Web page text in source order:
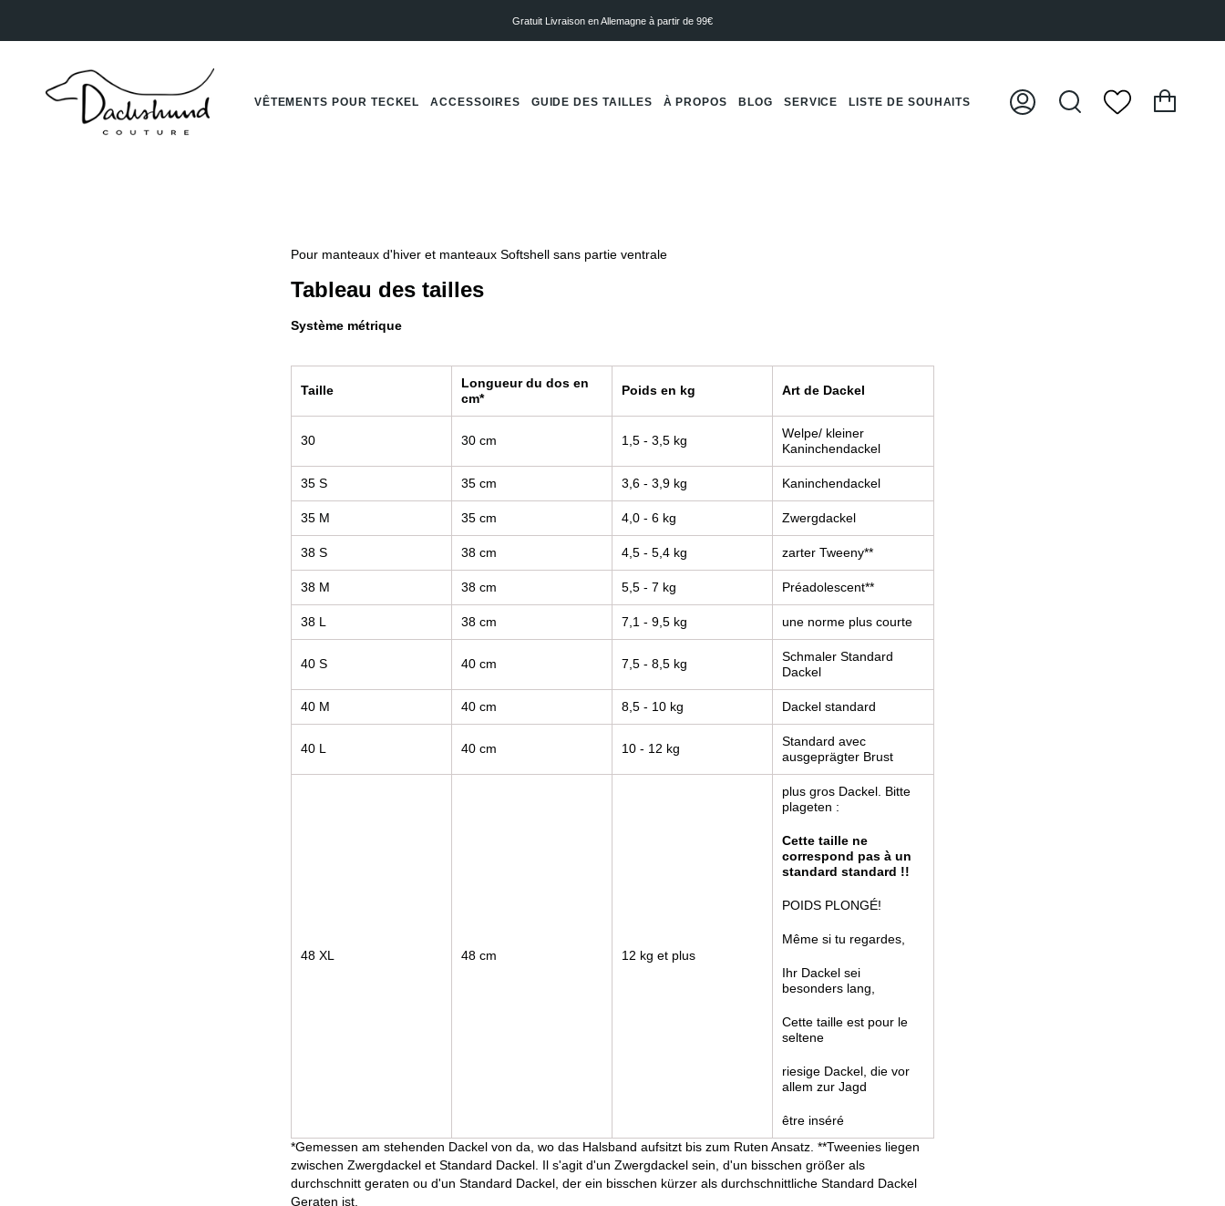
Gratuit Livraison en Allemagne à partir de 99€
VÊTEMENTS POUR TECKEL ACCESSOIRES GUIDE DES TAILLES À PROPOS BLOG SERVICE LISTE DE SOUHAITS
Mon
Recherche
Pour manteaux d'hiver et manteaux Softshell sans partie ventrale
Tableau des tailles
Système métrique
Taille
Longueur du dos en
cm*
Poids en kg Art de Dackel
30 30 cm 1,5 - 3,5 kg
Welpe/ kleiner
Kaninchendackel
35 S 35 cm 3,6 - 3,9 kg Kaninchendackel
35 M 35 cm 4,0 - 6 kg Zwergdackel
38 S 38 cm 4,5 - 5,4 kg zarter Tweeny**
38 M 38 cm 5,5 - 7 kg Préadolescent**
38 L 38 cm 7,1 - 9,5 kg une norme plus courte
40 S 40 cm 7,5 - 8,5 kg
Schmaler Standard
Dackel
40 M 40 cm 8,5 - 10 kg Dackel standard
40 L 40 cm 10 - 12 kg
Standard avec
ausgeprägter Brust
48 XL 48 cm 12 kg et plus
plus gros Dackel. Bitte
plageten :
Cette taille ne
correspond pas à un
standard standard !!
POIDS PLONGÉ!
Même si tu regardes,
Ihr Dackel sei
besonders lang,
Cette taille est pour le
seltene
riesige Dackel, die vor
allem zur Jagd
être inséré
*Gemessen am stehenden Dackel von da, wo das Halsband aufsitzt bis zum Ruten Ansatz. **Tweenies liegen
zwischen Zwergdackel et Standard Dackel. Il s'agit d'un Zwergdackel sein, d'un bisschen größer als
durchschnitt geraten ou d'un Standard Dackel, der ein bisschen kürzer als durchschnittliche Standard Dackel
Geraten ist.